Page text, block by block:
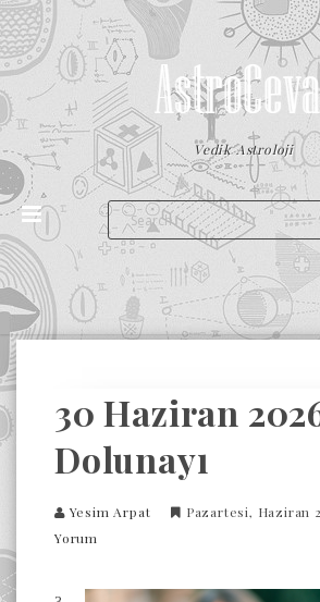
Vedik Astroloji
30 Haziran
Dolunayı
Yesim Arpat Pazartesi, Haziran
Yorum